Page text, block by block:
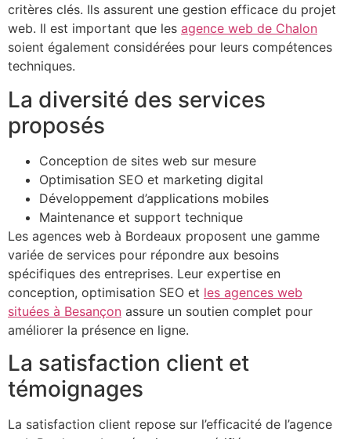
critères clés. Ils assurent une gestion efficace du projet
web. Il est important que les agence web de Chalon
soient également considérées pour leurs compétences
techniques.
La diversité des services
proposés
Conception de sites web sur mesure
Optimisation SEO et marketing digital
Développement d’applications mobiles
Maintenance et support technique
Les agences web à Bordeaux proposent une gamme
variée de services pour répondre aux besoins
spécifiques des entreprises. Leur expertise en
conception, optimisation SEO et les agences web
situées à Besançon assure un soutien complet pour
améliorer la présence en ligne.
La satisfaction client et
témoignages
La satisfaction client repose sur l’efficacité de l’agence